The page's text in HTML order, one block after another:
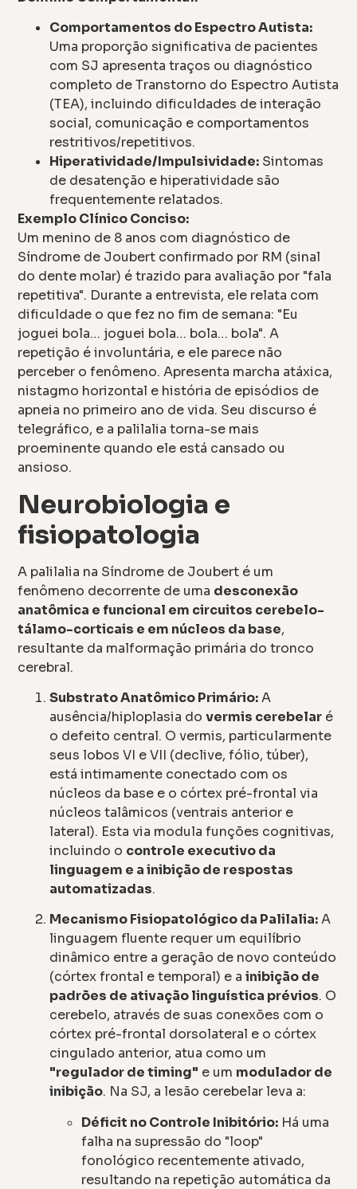
Comportamentos do Espectro Autista:
Uma proporção significativa de pacientes
com SJ apresenta traços ou diagnóstico
completo de Transtorno do Espectro Autista
(TEA), incluindo dificuldades de interação
social, comunicação e comportamentos
restritivos/repetitivos.
Hiperatividade/Impulsividade: Sintomas
de desatenção e hiperatividade são
frequentemente relatados.
Exemplo Clínico Conciso:
Um menino de 8 anos com diagnóstico de
Síndrome de Joubert confirmado por RM (sinal
do dente molar) é trazido para avaliação por "fala
repetitiva". Durante a entrevista, ele relata com
dificuldade o que fez no fim de semana: "Eu
joguei bola… joguei bola… bola… bola". A
repetição é involuntária, e ele parece não
perceber o fenômeno. Apresenta marcha atáxica,
nistagmo horizontal e história de episódios de
apneia no primeiro ano de vida. Seu discurso é
telegráfico, e a palilalia torna-se mais
proeminente quando ele está cansado ou
ansioso.
Neurobiologia e
fisiopatologia
A palilalia na Síndrome de Joubert é um
fenômeno decorrente de uma desconexão
anatômica e funcional em circuitos cerebelo-
tálamo-corticais e em núcleos da base,
resultante da malformação primária do tronco
cerebral.
Substrato Anatômico Primário:A
ausência/hiploplasia dovermis cerebelar é
o defeito central. O vermis, particularmente
seus lobos VI e VII (declive, fólio, túber),
está intimamente conectado com os
núcleos da base e o córtex pré-frontal via
núcleos talâmicos (ventrais anterior e
lateral). Esta via modula funções cognitivas,
incluindo o controle executivo da
linguagem e a inibição de respostas
automatizadas.
Mecanismo Fisiopatológico da Palilalia:A
linguagem fluente requer um equilíbrio
dinâmico entre a geração de novo conteúdo
(córtex frontal e temporal) e ainibição de
padrões de ativação linguística prévios. O
cerebelo, através de suas conexões com o
córtex pré-frontal dorsolateral e o córtex
cingulado anterior, atua como um
"regulador de timing" e um modulador de
inibição. Na SJ, a lesão cerebelar leva a:
Déficit no Controle Inibitório: Há uma
falha na supressão do "loop"
fonológico recentemente ativado,
resultando na repetição automática da